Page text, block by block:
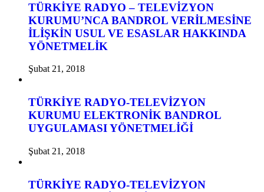
TÜRKİYE RADYO – TELEVİZYON
KURUMU’NCA BANDROL VERİLMESİNE
İLİŞKİN USUL VE ESASLAR HAKKINDA
YÖNETMELİK
Şubat 21, 2018
TÜRKİYE RADYO-TELEVİZYON
KURUMU ELEKTRONİK BANDROL
UYGULAMASI YÖNETMELİĞİ
Şubat 21, 2018
TÜRKİYE RADYO-TELEVİZYON